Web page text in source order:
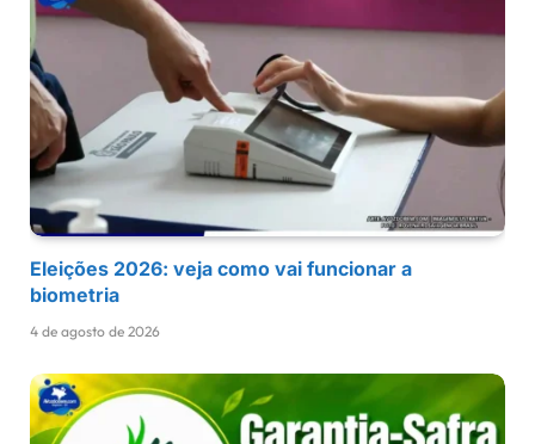
Eleições 2026: veja como vai funcionar a
biometria
4 de agosto de 2026